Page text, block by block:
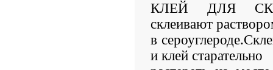
КЛЕЙ ДЛЯ
склеивают
в
и клей старательно